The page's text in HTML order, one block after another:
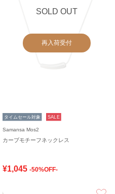
SOLD OUT
再入荷受付
タイムセール対象 SALE
Samansa Mos2
カーブモチーフネックレス
¥1,045 -50%OFF-